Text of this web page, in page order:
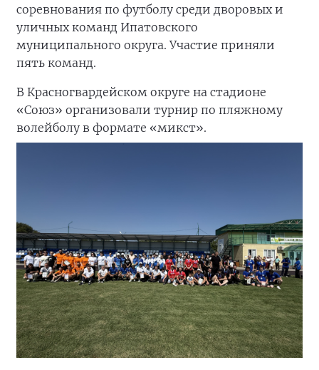
соревнования по футболу среди дворовых и
уличных команд Ипатовского
муниципального округа. Участие приняли
пять команд.
В Красногвардейском округе на стадионе
«Союз» организовали турнир по пляжному
волейболу в формате «микст».